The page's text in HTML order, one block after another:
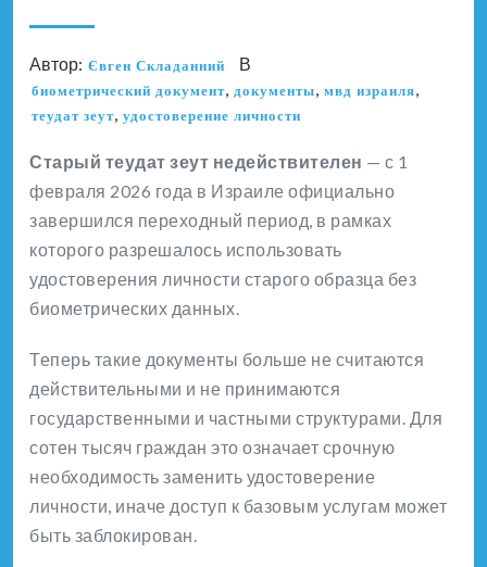
Автор: Євген Складанний В
биометрический документ, документы, мвд израиля,
теудат зеут, удостоверение личности
Старый теудат зеут недействителен — с 1
февраля 2026 года в Израиле официально
завершился переходный период, в рамках
которого разрешалось использовать
удостоверения личности старого образца без
биометрических данных.
Теперь такие документы больше не считаются
действительными и не принимаются
государственными и частными структурами. Для
сотен тысяч граждан это означает срочную
необходимость заменить удостоверение
личности, иначе доступ к базовым услугам может
быть заблокирован.